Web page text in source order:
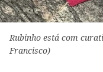
Rubinho está com
Francisco)